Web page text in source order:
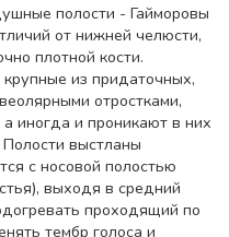
полости - Гайморовы
от нижней челюсти,
плотной кости.
из придаточных,
отростками,
иногда и проникают в них
Полости выстланы
с носовой полостью
выходя в средний
проходящий по
тембр голоса и